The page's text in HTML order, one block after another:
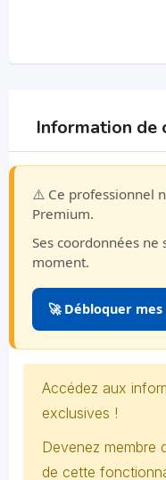
Information de
⚠️ Ce professionnel
Premium.
Ses coordonnées
moment.
🚀 Débloquer
Accédez aux
exclusives !
Devenez membre
de cette